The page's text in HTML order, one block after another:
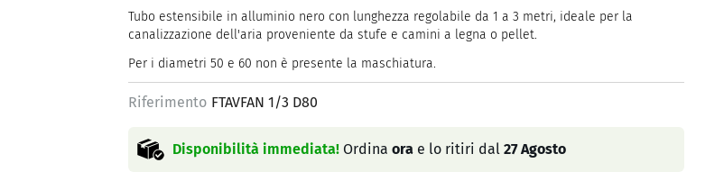
Tubo estensibile in alluminio nero con lunghezza regolabile da 1 a 3 metri, ideale per la
canalizzazione dell'aria proveniente da stufe e camini a legna o pellet.
Per i diametri 50 e 60 non è presente la maschiatura.
Riferimento FTAVFAN 1/3 D80
Disponibilità immediata! Ordina ora e lo ritiri dal 27 Agosto